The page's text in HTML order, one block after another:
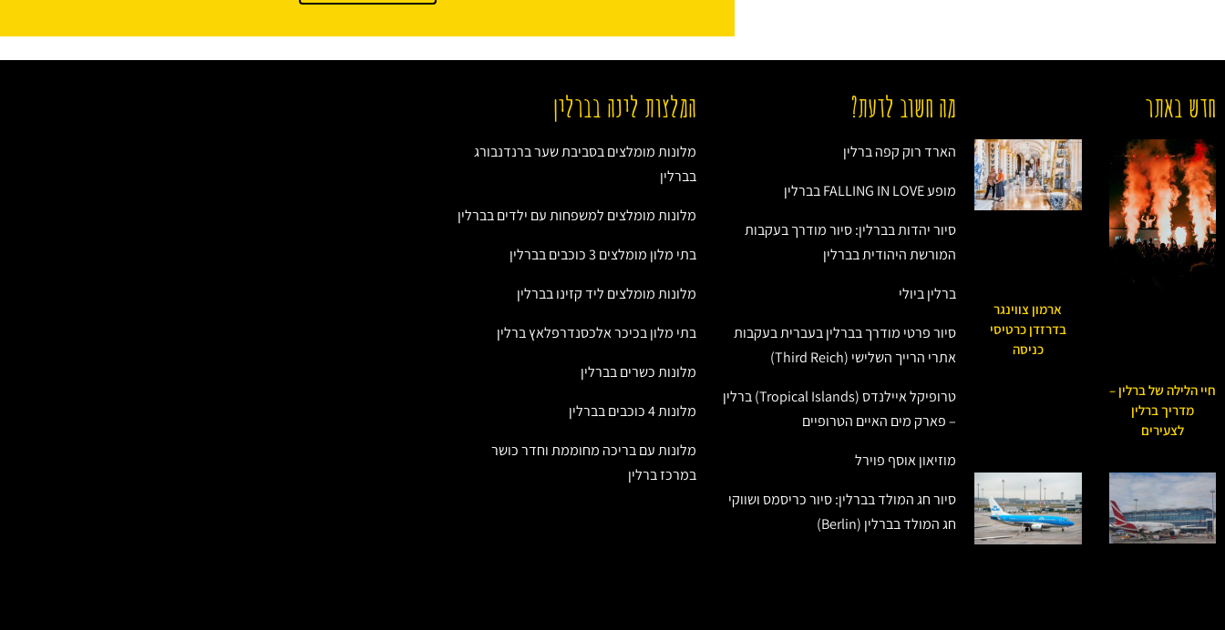
חדש באתר
חיי הלילה של ברלין –
מדריך ברלין
לצעירים
ארמון צווינגר
בדרזדן כרטיסי
כניסה
מה חשוב לדעת?
הארד רוק קפה ברלין
מופע FALLING IN LOVE בברלין
סיור יהדות בברלין: סיור מודרך בעקבות
המורשת היהודית בברלין
ברלין ביולי
סיור פרטי מודרך בברלין בעברית בעקבות
אתרי הרייך השלישי (Third Reich)
טרופיקל איילנדס (Tropical Islands) ברלין
– פארק מים האיים הטרופיים
מוזיאון אוסף פוירל
סיור חג המולד בברלין: סיור כריסמס ושווקי
חג המולד בברלין (Berlin)
המלצות לינה בברלין
מלונות מומלצים בסביבת שער ברנדנבורג
בברלין
מלונות מומלצים למשפחות עם ילדים בברלין
בתי מלון מומלצים 3 כוכבים בברלין
מלונות מומלצים ליד קזינו בברלין
בתי מלון בכיכר אלכסנדרפלאץ ברלין
מלונות כשרים בברלין
מלונות 4 כוכבים בברלין
מלונות עם בריכה מחוממת וחדר כושר
במרכז ברלין